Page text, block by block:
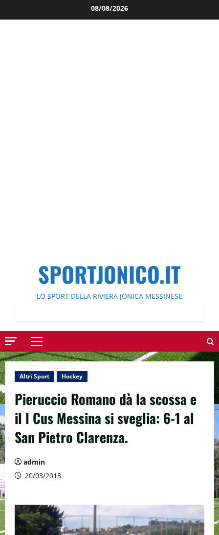
al
08/08/2026
SPORTJONICO.IT
LO SPORT DELLA RIVIERA JONICA MESSINESE
Menu
principale
Altri Sport Hockey
Pieruccio Romano dà la scossa e
il l Cus Messina si sveglia: 6-1 al
San Pietro Clarenza.
admin
20/03/2013